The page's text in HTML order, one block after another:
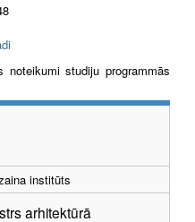
noteikumi studiju programmās
institūts
arhitektūrā